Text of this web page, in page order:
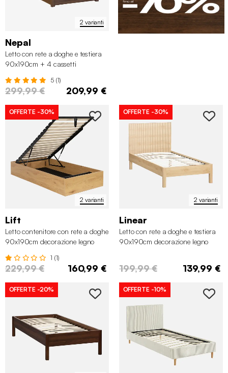
2 varianti
Nepal
Letto con rete a doghe e testiera
90x190cm + 4 cassetti
5 (1)
299,99 € 209,99 €
2 varianti
OFFERTE -30%
Lift
Letto contenitore con rete a doghe
90x190cm decorazione legno
1 (1)
229,99 € 160,99 €
2 varianti
OFFERTE -30%
Linear
Letto con rete a doghe e testiera
90x190cm decorazione legno
199,99 € 139,99 €
OFFERTE -20% OFFERTE -10%